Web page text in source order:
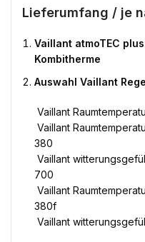
Lieferumfang / je
Vaillant atmoTEC
Kombitherme
Auswahl Vaillant
 Vaillant
 Vaillant
380
 Vaillant
700
 Vaillant
380f
 Vaillant